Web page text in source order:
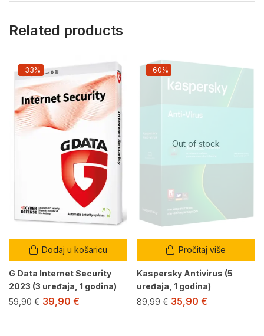
Related products
Dodaj u košaricu
-33%
G Data Internet Security
2023 (3 uređaja, 1 godina)
59,90€ 39,90 €
Out of stock
Pročitaj više
-60%
Kaspersky Antivirus (5
uređaja, 1 godina)
89,99€ 35,90 €